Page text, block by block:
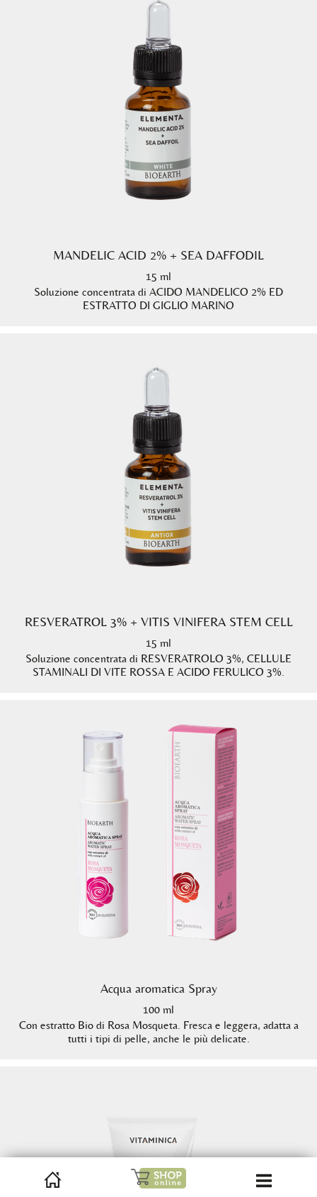
MANDELIC ACID 2% + SEA DAFFODIL
15 ml
Soluzione concentrata di ACIDO MANDELICO 2% ED
ESTRATTO DI GIGLIO MARINO
RESVERATROL 3% + VITIS VINIFERA STEM CELL
15 ml
Soluzione concentrata di RESVERATROLO 3%, CELLULE
STAMINALI DI VITE ROSSA E ACIDO FERULICO 3%.
Acqua aromatica Spray
100 ml
Con estratto Bio di Rosa Mosqueta. Fresca e leggera, adatta a
tutti i tipi di pelle, anche le più delicate.